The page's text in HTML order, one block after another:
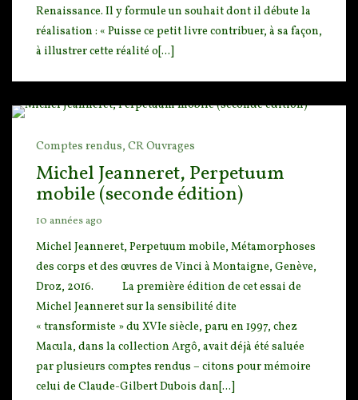
Renaissance. Il y formule un souhait dont il débute la
réalisation : « Puisse ce petit livre contribuer, à sa façon,
à illustrer cette réalité o[...]
Comptes rendus, CR Ouvrages
Michel Jeanneret, Perpetuum
mobile (seconde édition)
10 années ago
Michel Jeanneret, Perpetuum mobile, Métamorphoses
des corps et des œuvres de Vinci à Montaigne, Genève,
Droz, 2016. La première édition de cet essai de
Michel Jeanneret sur la sensibilité dite
« transformiste » du XVIe siècle, paru en 1997, chez
Macula, dans la collection Argô, avait déjà été saluée
par plusieurs comptes rendus − citons pour mémoire
celui de Claude-Gilbert Dubois dan[...]